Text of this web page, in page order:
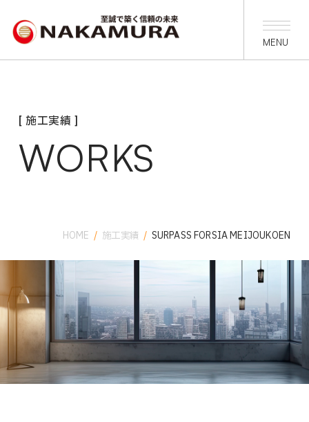
[ 施工実績 ]
WORKS
HOME / 施工実績 / SURPASS FORSIA MEIJOUKOEN